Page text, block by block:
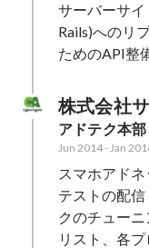
サーバーサイ
Rails)へのリ
ためのAPI整
株式会社
アドテク本
Jun 2014-Jan
スマホアド
テストの配
クのチュー
リスト、各